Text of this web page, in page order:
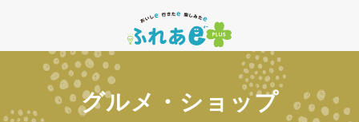
グルメ・ショップ